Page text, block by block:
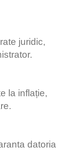
juridic,
la inflație,
datoria